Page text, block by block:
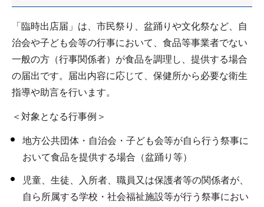
「臨時出店届」は、市民祭り、盆踊りや文化祭など、自
治会や子ども会等の行事において、食品等事業者でない
一般の方（行事関係者）が食品を調理し、提供する場合
の届出です。届出内容に応じて、保健所から必要な衛生
指導や助言を行います。
＜対象となる行事例＞
地方公共団体・自治会・子ども会等が自ら行う祭事に
おいて食品を提供する場合（盆踊り等）
児童、生徒、入所者、職員又は保護者等の関係者が、
自ら所属する学校・社会福祉施設等が行う祭事におい